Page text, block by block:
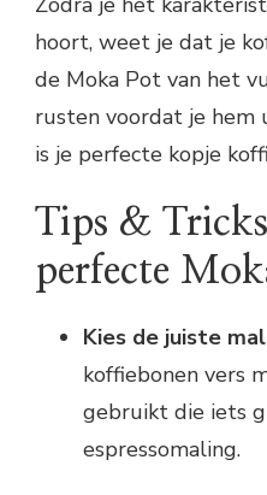
hoort, weet je dat je
de Moka Pot van het
rusten voordat je hem
is je perfecte kopje
Tips &
perfecte
Kies de juiste
koffiebonen vers
gebruikt die iets
espressomaling.